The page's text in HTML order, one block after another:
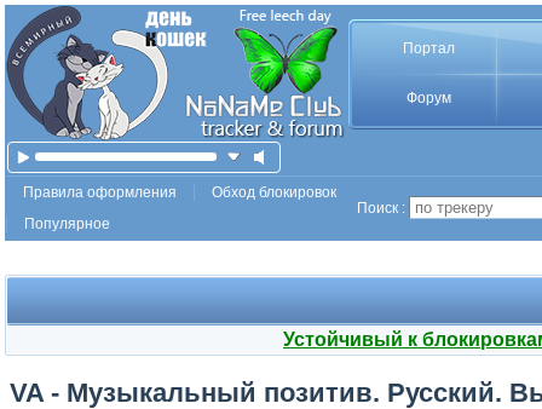
Портал
Форум
Правила оформления
Обход блокировок
Популярное
Поиск :
Устойчивый к
VA - Музыкальный позитив. Русский.